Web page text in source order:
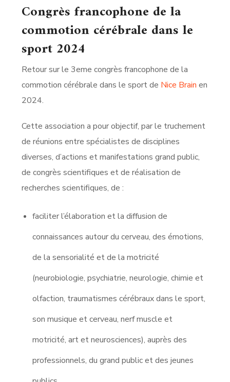
Congrès francophone de la
commotion cérébrale dans le
sport 2024
Retour sur le 3eme congrès francophone de la
commotion cérébrale dans le sport de Nice Brain en
2024.
Cette association a pour objectif, par le truchement
de réunions entre spécialistes de disciplines
diverses, d’actions et manifestations grand public,
de congrès scientifiques et de réalisation de
recherches scientifiques, de :
faciliter l’élaboration et la diffusion de
connaissances autour du cerveau, des émotions,
de la sensorialité et de la motricité
(neurobiologie, psychiatrie, neurologie, chimie et
olfaction, traumatismes cérébraux dans le sport,
son musique et cerveau, nerf muscle et
motricité, art et neurosciences), auprès des
professionnels, du grand public et des jeunes